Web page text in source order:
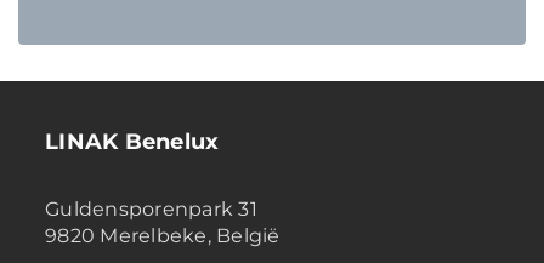
LINAK Benelux
Guldensporenpark 31
9820 Merelbeke, België